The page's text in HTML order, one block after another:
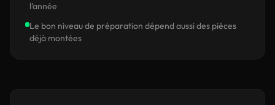
l’année
Le bon niveau de préparation dépend aussi des pièces
déjà montées